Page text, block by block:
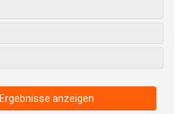
Ergebnisse anzeigen